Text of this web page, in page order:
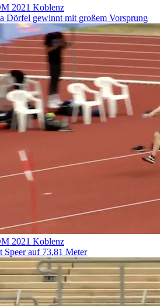
2021 Koblenz
Dörfel gewinnt mit großem Vorsprung
2021 Koblenz
Speer auf 73,81 Meter